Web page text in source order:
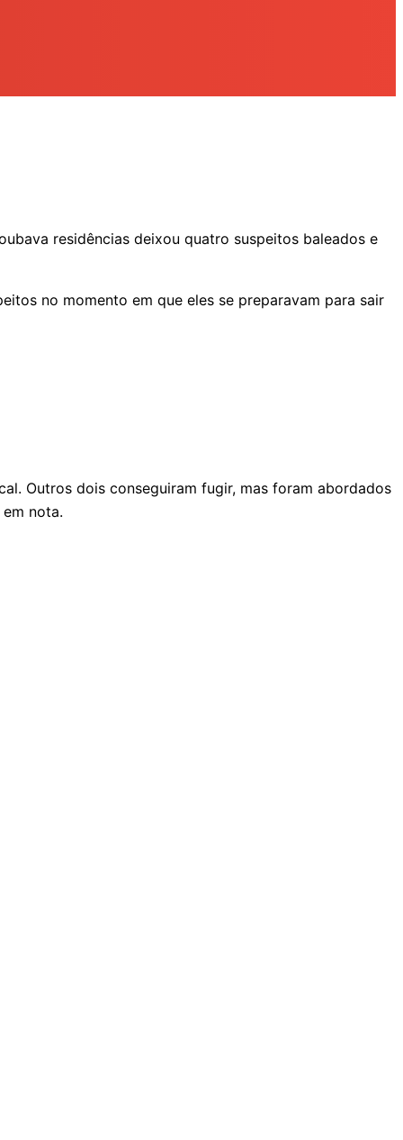
residências deixou quatro suspeitos baleados e
no momento em que eles se preparavam para sair
Outros dois conseguiram fugir, mas foram abordados
nota.